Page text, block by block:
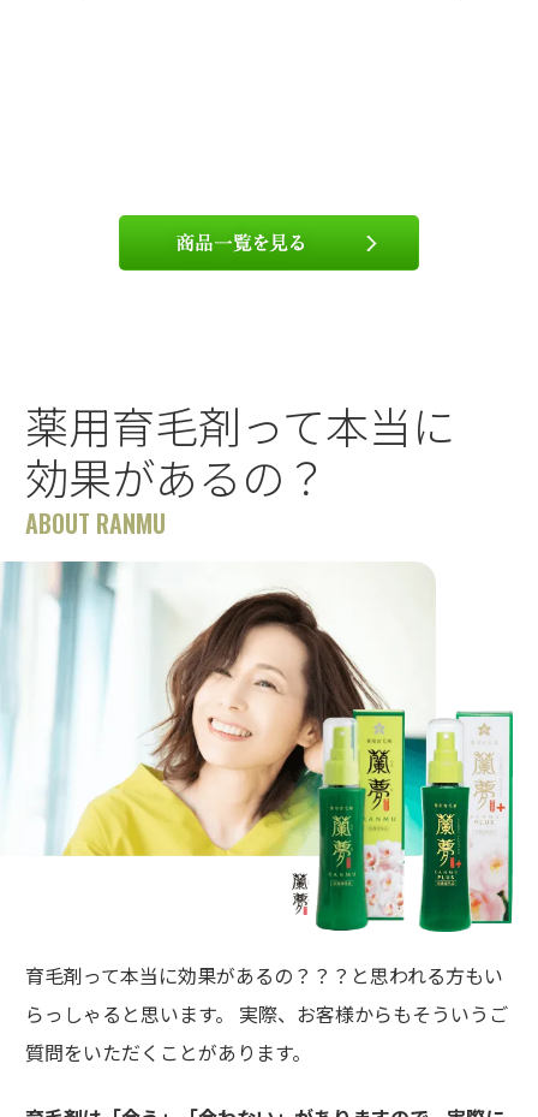
薬用育毛剤って本当に
効果があるの？
ABOUT RANMU
育毛剤って本当に効果があるの？？？と思われる方もい
らっしゃると思います。 実際、お客様からもそういうご
質問をいただくことがあります。